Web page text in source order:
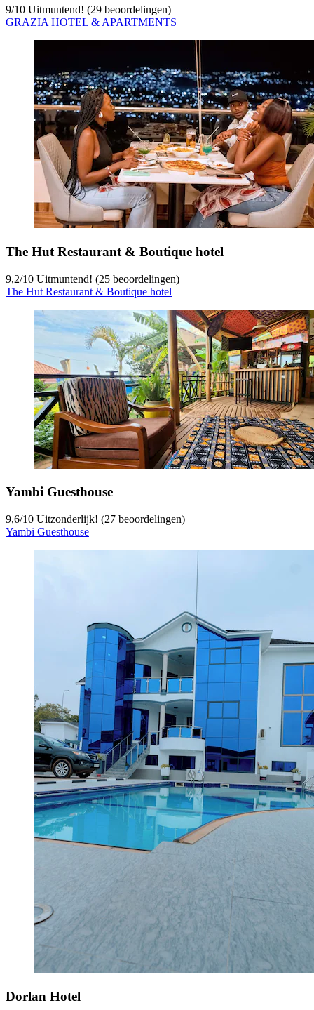
9/10 Uitmuntend! (29 beoordelingen)
GRAZIA HOTEL & APARTMENTS
The Hut Restaurant & Boutique hotel
9,2/10 Uitmuntend! (25 beoordelingen)
The Hut Restaurant & Boutique hotel
Yambi Guesthouse
9,6/10 Uitzonderlijk! (27 beoordelingen)
Yambi Guesthouse
Dorlan Hotel